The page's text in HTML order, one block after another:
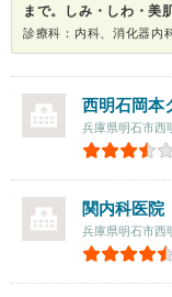
まで。しみ・しわ・美
診療科：内科、消化器内
西明石岡本
兵庫県明石市西
関内科医院
兵庫県明石市西